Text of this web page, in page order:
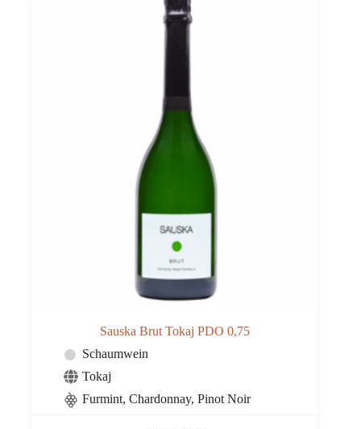
Sauska Brut Tokaj PDO 0,75
Schaumwein
Tokaj
Furmint, Chardonnay, Pinot Noir